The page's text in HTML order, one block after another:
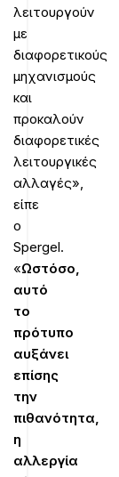
λειτουργούν
με
διαφορετικούς
μηχανισμούς
και
προκαλούν
διαφορετικές
λειτουργικές
αλλαγές»,
είπε
ο
Spergel.
«Ωστόσο,
αυτό
το
πρότυπο
αυξάνει
επίσης
την
πιθανότητα,
η
αλλεργία